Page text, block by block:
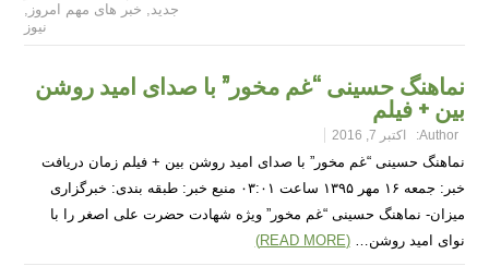
جدید, خبر های مهم امروز ,
نیوز
نماهنگ حسینی “غم مخور” با صدای امید روشن
بین + فیلم
Author: اکتبر 7, 2016
نماهنگ حسینی “غم مخور” با صدای امید روشن بین + فیلم زمان دریافت
خبر: جمعه ۱۶ مهر ۱۳۹۵ ساعت ۰۳:۰۱ منبع خبر: طبقه بندی: خبرگزاری
میزان- نماهنگ حسینی “غم مخور” ویژه شهادت حضرت علی اصغر را با
نوای امید روشن…(READ MORE)